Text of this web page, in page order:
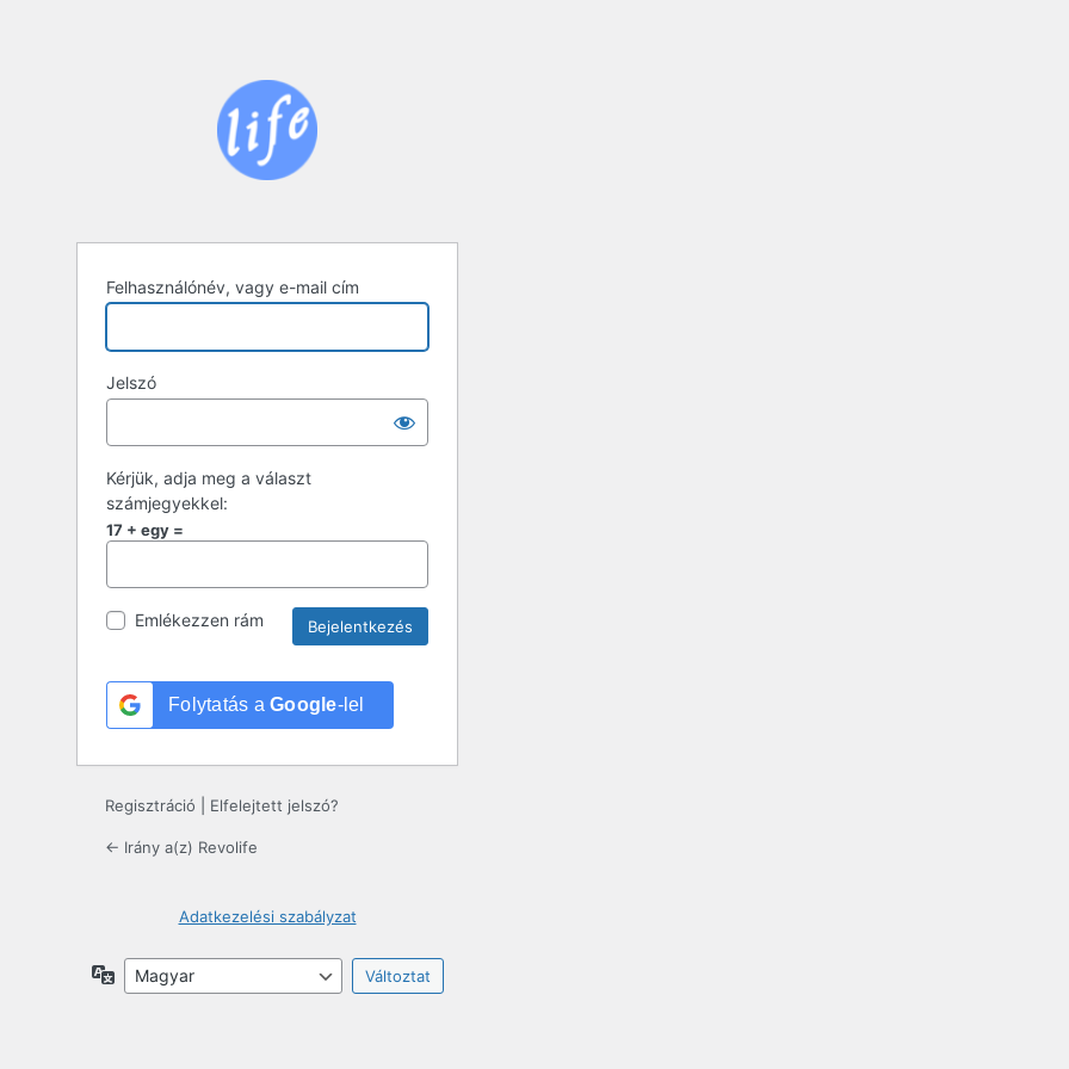
Felhasználónév, vagy e-mail cím
Jelszó
Kérjük, adja meg a választ
számjegyekkel:
17 + egy =
Emlékezzen rám
Folytatás a Google-lel
Regisztráció Elfelejtett jelszó?
← Irány a(z) Revolife
Adatkezelési szabályzat
Nyelv